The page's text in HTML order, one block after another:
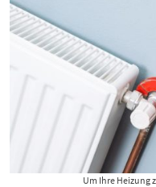
Um Ihre Heizung